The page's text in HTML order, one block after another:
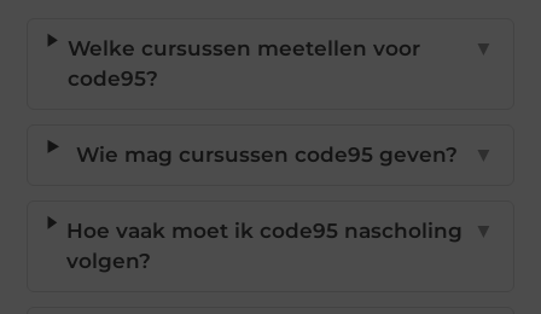
Welke cursussen meetellen voor
code95?
▼
Wie mag cursussen code95 geven? ▼
Hoe vaak moet ik code95 nascholing
volgen?
▼